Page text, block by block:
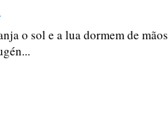
o sol e a lua dormem de mãos